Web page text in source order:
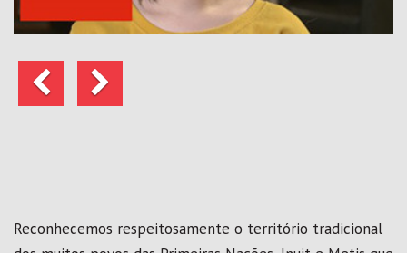
AnteriorSeguinte
Reconhecemos respeitosamente o território tradicional